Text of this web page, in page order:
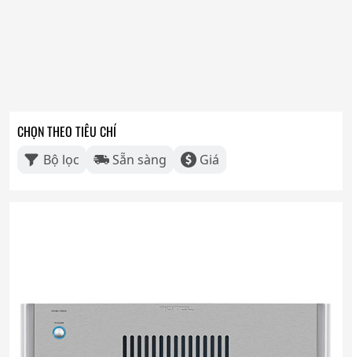
CHỌN THEO TIÊU CHÍ
Bộ lọc Sẵn sàng Giá